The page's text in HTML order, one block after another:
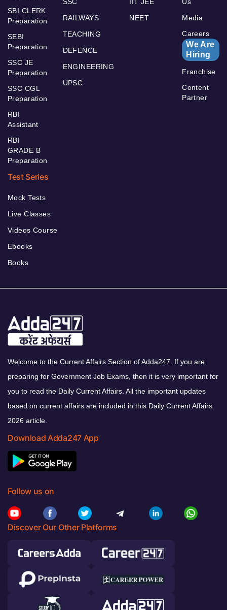
SBI CLERK
Preparation
SEBI
Preparation
SSC JE
Preparation
SSC CGL
Preparation
RBI
Assistant
RBI
GRADE B
Preparation
RAILWAYS
TEACHING
DEFENCE
ENGINEERING
UPSC
NEET
Media
Careers
We Are
Hiring
Franchise
Content
Partner
Test Series
Mock Tests
Live Classes
Videos Course
Ebooks
Books
Welcome to the Current Affairs Section of Adda247. If you are
preparing for Government Job Exams, then it is very important for
you to read the Daily Current Affairs. All the important updates
based on current affairs are included in this Daily Current Affairs
2026 article.
Download Adda247 App
Follow us on
Discover Our Other Platforms